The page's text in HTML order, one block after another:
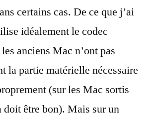
certains cas. De ce que j’ai
idéalement le codec
anciens Mac n’ont pas
la partie matérielle nécessaire
(sur les Mac sortis
doit être bon). Mais sur un